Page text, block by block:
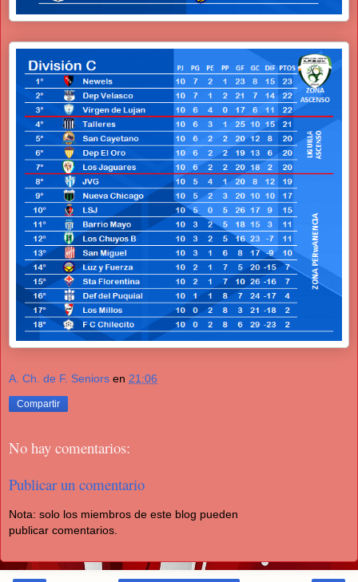
A. Ch. de F. Seniors en 21:06
Compartir
No hay comentarios:
Publicar un comentario
Nota: solo los miembros de este blog pueden
publicar comentarios.